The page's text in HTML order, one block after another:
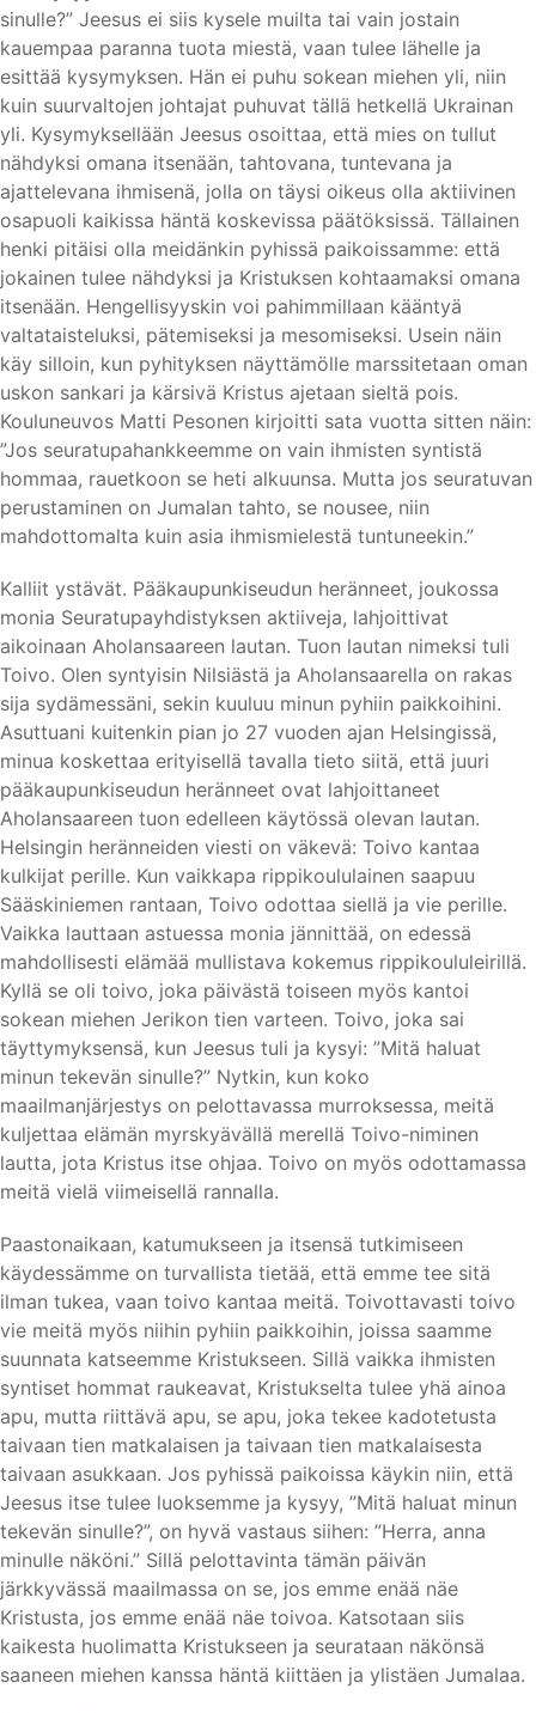
sinulle?” Jeesus ei siis kysele muilta tai vain jostain
kauempaa paranna tuota miestä, vaan tulee lähelle ja
esittää kysymyksen. Hän ei puhu sokean miehen yli, niin
kuin suurvaltojen johtajat puhuvat tällä hetkellä Ukrainan
yli. Kysymyksellään Jeesus osoittaa, että mies on tullut
nähdyksi omana itsenään, tahtovana, tuntevana ja
ajattelevana ihmisenä, jolla on täysi oikeus olla aktiivinen
osapuoli kaikissa häntä koskevissa päätöksissä. Tällainen
henki pitäisi olla meidänkin pyhissä paikoissamme: että
jokainen tulee nähdyksi ja Kristuksen kohtaamaksi omana
itsenään. Hengellisyyskin voi pahimmillaan kääntyä
valtataisteluksi, pätemiseksi ja mesomiseksi. Usein näin
käy silloin, kun pyhityksen näyttämölle marssitetaan oman
uskon sankari ja kärsivä Kristus ajetaan sieltä pois.
Kouluneuvos Matti Pesonen kirjoitti sata vuotta sitten näin:
”Jos seuratupahankkeemme on vain ihmisten syntistä
hommaa, rauetkoon se heti alkuunsa. Mutta jos seuratuvan
perustaminen on Jumalan tahto, se nousee, niin
mahdottomalta kuin asia ihmismielestä tuntuneekin.”
Kalliit ystävät. Pääkaupunkiseudun heränneet, joukossa
monia Seuratupayhdistyksen aktiiveja, lahjoittivat
aikoinaan Aholansaareen lautan. Tuon lautan nimeksi tuli
Toivo. Olen syntyisin Nilsiästä ja Aholansaarella on rakas
sija sydämessäni, sekin kuuluu minun pyhiin paikkoihini.
Asuttuani kuitenkin pian jo 27 vuoden ajan Helsingissä,
minua koskettaa erityisellä tavalla tieto siitä, että juuri
pääkaupunkiseudun heränneet ovat lahjoittaneet
Aholansaareen tuon edelleen käytössä olevan lautan.
Helsingin heränneiden viesti on väkevä: Toivo kantaa
kulkijat perille. Kun vaikkapa rippikoululainen saapuu
Sääskiniemen rantaan, Toivo odottaa siellä ja vie perille.
Vaikka lauttaan astuessa monia jännittää, on edessä
mahdollisesti elämää mullistava kokemus rippikoululeirillä.
Kyllä se oli toivo, joka päivästä toiseen myös kantoi
sokean miehen Jerikon tien varteen. Toivo, joka sai
täyttymyksensä, kun Jeesus tuli ja kysyi: ”Mitä haluat
minun tekevän sinulle?” Nytkin, kun koko
maailmanjärjestys on pelottavassa murroksessa, meitä
kuljettaa elämän myrskyävällä merellä Toivo-niminen
lautta, jota Kristus itse ohjaa. Toivo on myös odottamassa
meitä vielä viimeisellä rannalla.
Paastonaikaan, katumukseen ja itsensä tutkimiseen
käydessämme on turvallista tietää, että emme tee sitä
ilman tukea, vaan toivo kantaa meitä. Toivottavasti toivo
vie meitä myös niihin pyhiin paikkoihin, joissa saamme
suunnata katseemme Kristukseen. Sillä vaikka ihmisten
syntiset hommat raukeavat, Kristukselta tulee yhä ainoa
apu, mutta riittävä apu, se apu, joka tekee kadotetusta
taivaan tien matkalaisen ja taivaan tien matkalaisesta
taivaan asukkaan. Jos pyhissä paikoissa käykin niin, että
Jeesus itse tulee luoksemme ja kysyy, ”Mitä haluat minun
tekevän sinulle?”, on hyvä vastaus siihen: ”Herra, anna
minulle näköni.” Sillä pelottavinta tämän päivän
järkkyvässä maailmassa on se, jos emme enää näe
Kristusta, jos emme enää näe toivoa. Katsotaan siis
kaikesta huolimatta Kristukseen ja seurataan näkönsä
saaneen miehen kanssa häntä kiittäen ja ylistäen Jumalaa.